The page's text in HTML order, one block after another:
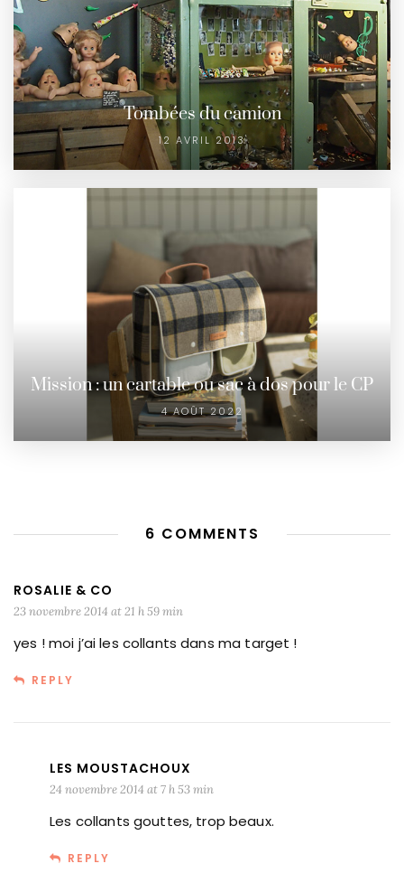
Tombées du camion
12 AVRIL 2013
Mission : un cartable ou sac à dos pour le CP
4 AOÛT 2022
6 COMMENTS
ROSALIE & CO
23 novembre 2014 at 21 h 59 min
yes ! moi j’ai les collants dans ma target !
REPLY
LES MOUSTACHOUX
24 novembre 2014 at 7 h 53 min
Les collants gouttes, trop beaux.
REPLY